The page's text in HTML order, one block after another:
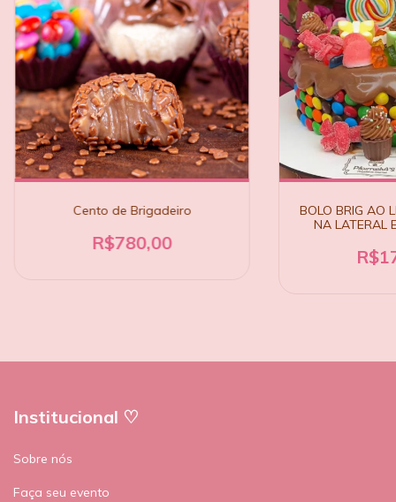
Cento de Brigadeiro
R$780,00
BOLO BRIG AO
NA LATERAL
Institucional ♡
Sobre nós
Faça seu evento